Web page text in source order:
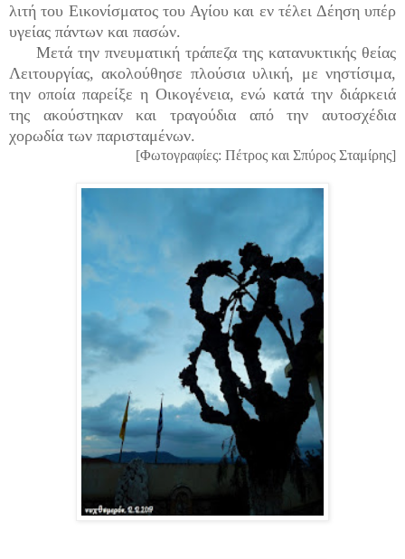
λιτή του Εικονίσματος του Αγίου και εν τέλει Δέηση υπέρ
υγείας πάντων και πασών.
Μετά την πνευματική τράπεζα της κατανυκτικής θείας
Λειτουργίας, ακολούθησε πλούσια υλική, με νηστίσιμα,
την οποία παρείξε η Οικογένεια, ενώ κατά την διάρκειά
της ακούστηκαν και τραγούδια από την αυτοσχέδια
χορωδία των παρισταμένων.
[Φωτογραφίες: Πέτρος και Σπύρος Σταμίρης]